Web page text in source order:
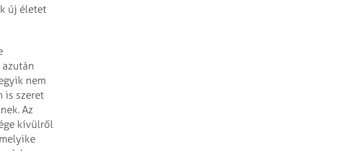
új életet
azután
nem
is szeret
Az
kívülről